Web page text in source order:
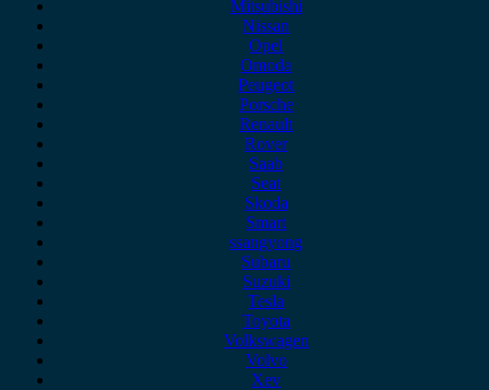
Mitsubishi
Nissan
Opel
Omoda
Peugeot
Porsche
Renault
Rover
Saab
Seat
Skoda
Smart
ssangyong
Subaru
Suzuki
Tesla
Toyota
Volkswagen
Volvo
Xev